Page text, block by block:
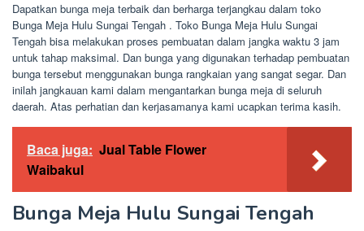
Dapatkan bunga meja terbaik dan berharga terjangkau dalam toko
Bunga Meja Hulu Sungai Tengah . Toko Bunga Meja Hulu Sungai
Tengah bisa melakukan proses pembuatan dalam jangka waktu 3 jam
untuk tahap maksimal. Dan bunga yang digunakan terhadap pembuatan
bunga tersebut menggunakan bunga rangkaian yang sangat segar. Dan
inilah jangkauan kami dalam mengantarkan bunga meja di seluruh
daerah. Atas perhatian dan kerjasamanya kami ucapkan terima kasih.
Baca juga: Jual Table Flower
Waibakul
Bunga Meja Hulu Sungai Tengah